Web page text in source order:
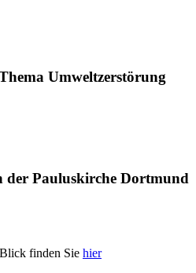
Umweltzerstörung
der Pauluskirche Dortmund
finden Sie hier